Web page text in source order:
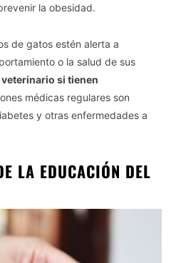
la obesidad.
de gatos estén alerta a
o la salud de sus
si tienen
médicas regulares son
y otras enfermedades a
LA EDUCACIÓN DEL